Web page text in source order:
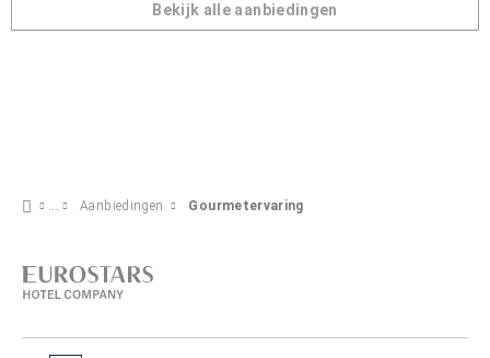
Bekijk alle aanbiedingen
Aanbiedingen Gourmetervaring